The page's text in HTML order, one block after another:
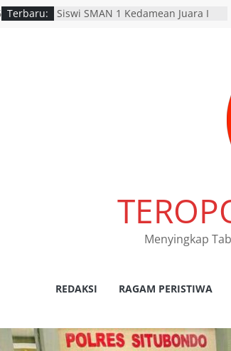
Terbaru:
Siswi SMAN 1 Kedamean Juara I
Berkekuatan Hukum Tetap
Pemerintah Provinsi Jawa Timur
resmi menggelar program
pemutihan dan pembebasan pajak
Menyingkap
REDAKSI RAGAM PERISTIWA